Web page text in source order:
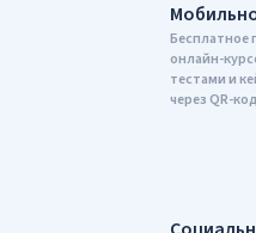
Бесплатное
онлайн-
тестами и
через QR-код